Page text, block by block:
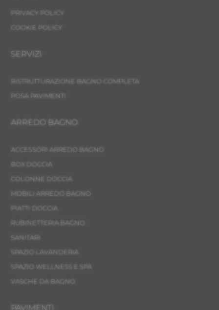
PRIVACY POLICY
COOKIE POLICY
SERVIZI
RISTRUTTURAZIONE BAGNO COMPLETA
POSA PAVIMENTI
ARREDO BAGNO
ACCESSORI ARREDO BAGNO
BOX DOCCIA
COLONNE DOCCIA
MOBILI ARREDO BAGNO
PIATTI DOCCIA
RUBINETTERIA BAGNO
SANITARI
SPAZIO LAVANDERIA
SPAZIO WELLNESS E SPA
VASCHE DA BAGNO
PAVIMENTI